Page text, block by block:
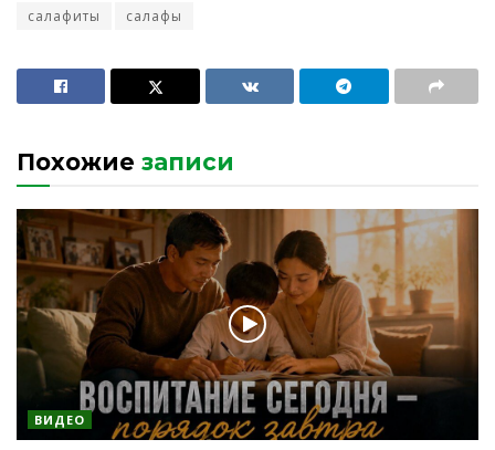
салафиты
салафы
Похожие записи
ВИДЕО